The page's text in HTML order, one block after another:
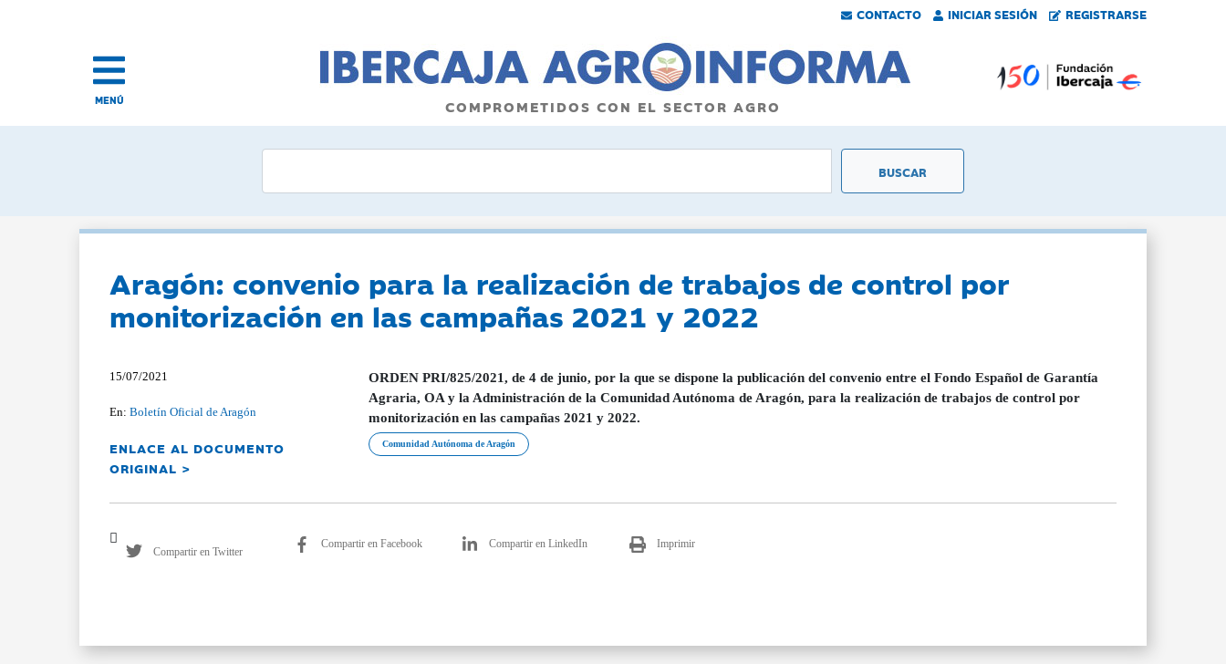
CONTACTO INICIAR SESIÓN REGISTRARSE
MENÚ COMPROMETIDOS CON EL SECTOR AGRO
Aragón: convenio para la realización de trabajos de control por
monitorización en las campañas 2021 y 2022
15/07/2021
En:Boletín Oficial de Aragón
ENLACE AL DOCUMENTO
ORIGINAL >
ORDEN PRI/825/2021, de 4 de junio, por la que se dispone la publicación del convenio entre el Fondo Español de Garantía
Agraria, OA y la Administración de la Comunidad Autónoma de Aragón, para la realización de trabajos de control por
monitorización en las campañas 2021 y 2022.
Comunidad Autónoma de Aragón
Compartir en Twitter
Compartir en Facebook Compartir en LinkedIn Imprimir